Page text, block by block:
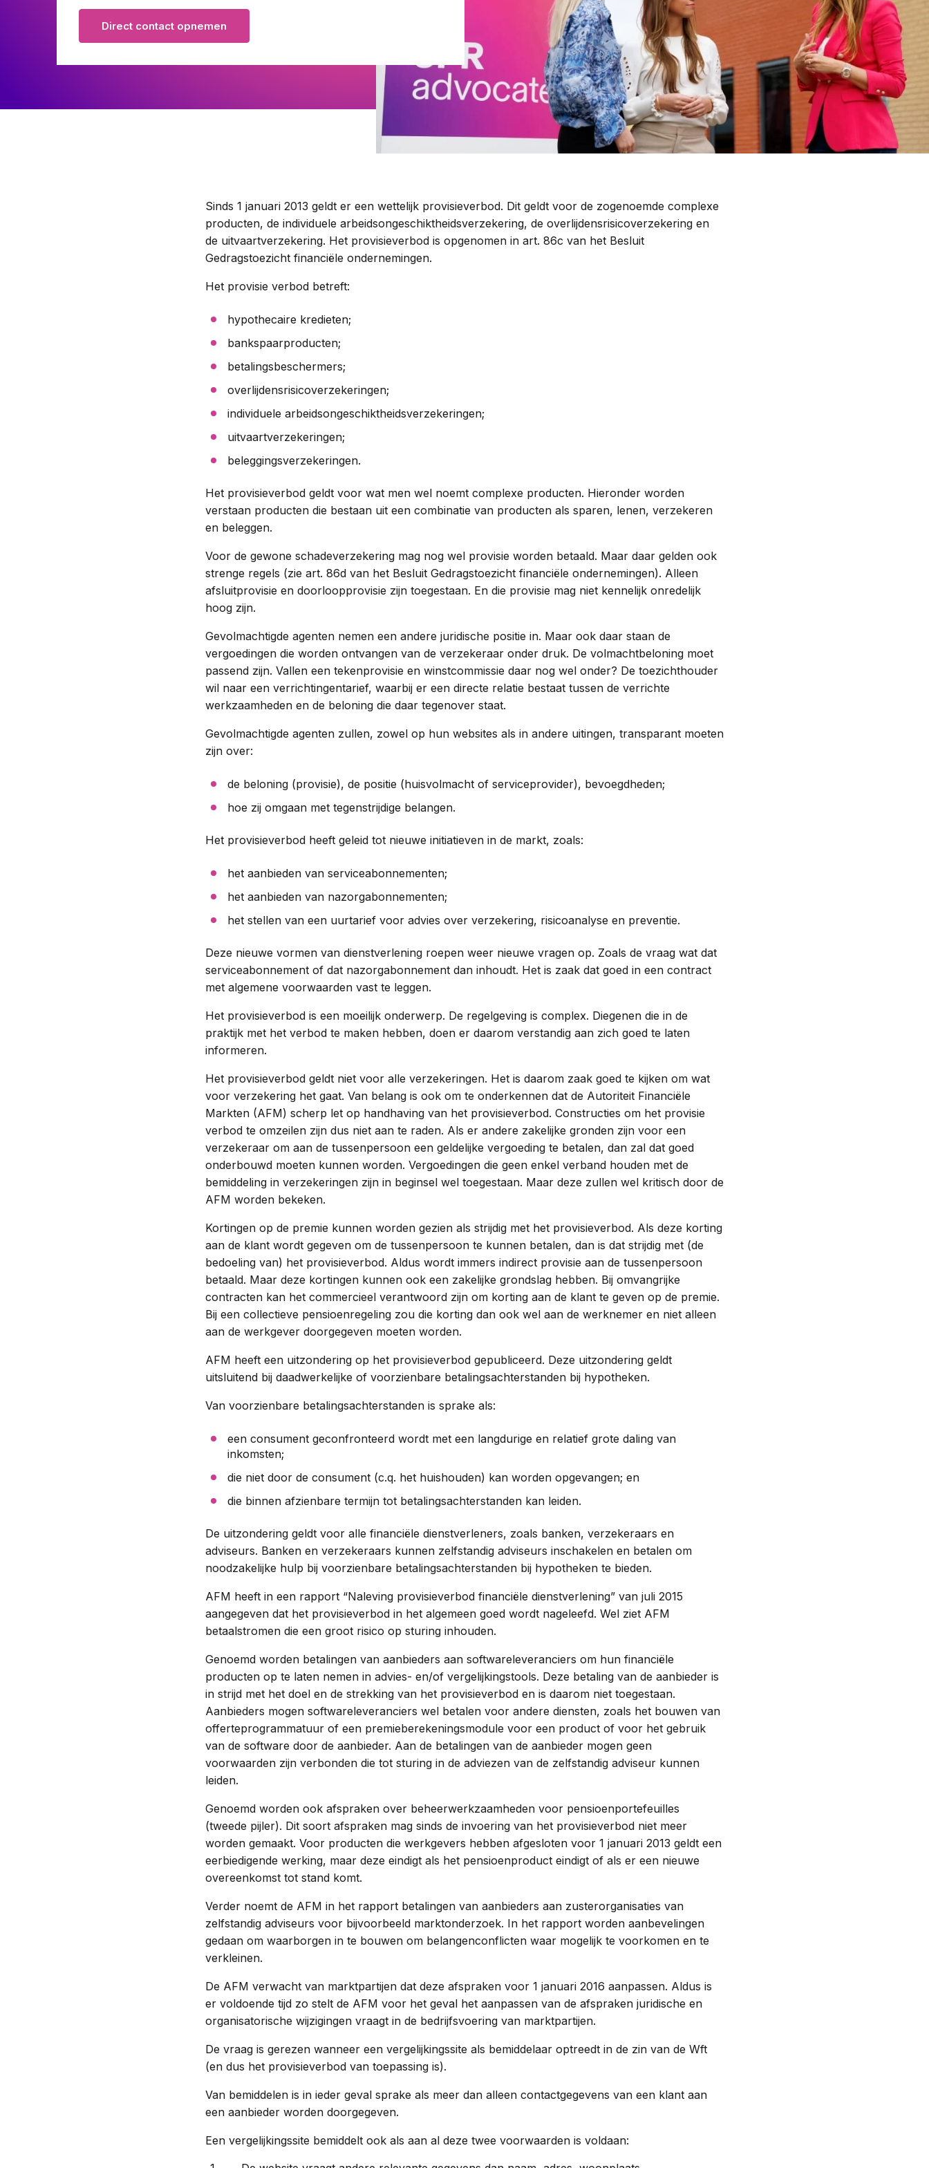
Contact
Taal:
Direct contact opnemen
Sinds 1 januari 2013 geldt er een wettelijk provisieverbod. Dit geldt voor de zogenoemde complexe
producten, de individuele arbeidsongeschiktheidsverzekering, de overlijdensrisicoverzekering en
de uitvaartverzekering. Het provisieverbod is opgenomen in art. 86c van het Besluit
Gedragstoezicht financiële ondernemingen.
Het provisie verbod betreft:
hypothecaire kredieten;
bankspaarproducten;
betalingsbeschermers;
overlijdensrisicoverzekeringen;
individuele arbeidsongeschiktheidsverzekeringen;
uitvaartverzekeringen;
beleggingsverzekeringen.
Het provisieverbod geldt voor wat men wel noemt complexe producten. Hieronder worden
verstaan producten die bestaan uit een combinatie van producten als sparen, lenen, verzekeren
en beleggen.
Voor de gewone schadeverzekering mag nog wel provisie worden betaald. Maar daar gelden ook
strenge regels (zie art. 86d van het Besluit Gedragstoezicht financiële ondernemingen). Alleen
afsluitprovisie en doorloopprovisie zijn toegestaan. En die provisie mag niet kennelijk onredelijk
hoog zijn.
Gevolmachtigde agenten nemen een andere juridische positie in. Maar ook daar staan de
vergoedingen die worden ontvangen van de verzekeraar onder druk. De volmachtbeloning moet
passend zijn. Vallen een tekenprovisie en winstcommissie daar nog wel onder? De toezichthouder
wil naar een verrichtingentarief, waarbij er een directe relatie bestaat tussen de verrichte
werkzaamheden en de beloning die daar tegenover staat.
Gevolmachtigde agenten zullen, zowel op hun websites als in andere uitingen, transparant moeten
zijn over:
de beloning (provisie), de positie (huisvolmacht of serviceprovider), bevoegdheden;
hoe zij omgaan met tegenstrijdige belangen.
Het provisieverbod heeft geleid tot nieuwe initiatieven in de markt, zoals:
het aanbieden van serviceabonnementen;
het aanbieden van nazorgabonnementen;
het stellen van een uurtarief voor advies over verzekering, risicoanalyse en preventie.
Deze nieuwe vormen van dienstverlening roepen weer nieuwe vragen op. Zoals de vraag wat dat
serviceabonnement of dat nazorgabonnement dan inhoudt. Het is zaak dat goed in een contract
met algemene voorwaarden vast te leggen.
Het provisieverbod is een moeilijk onderwerp. De regelgeving is complex. Diegenen die in de
praktijk met het verbod te maken hebben, doen er daarom verstandig aan zich goed te laten
informeren.
Het provisieverbod geldt niet voor alle verzekeringen. Het is daarom zaak goed te kijken om wat
voor verzekering het gaat. Van belang is ook om te onderkennen dat de Autoriteit Financiële
Markten (AFM) scherp let op handhaving van het provisieverbod. Constructies om het provisie
verbod te omzeilen zijn dus niet aan te raden. Als er andere zakelijke gronden zijn voor een
verzekeraar om aan de tussenpersoon een geldelijke vergoeding te betalen, dan zal dat goed
onderbouwd moeten kunnen worden. Vergoedingen die geen enkel verband houden met de
bemiddeling in verzekeringen zijn in beginsel wel toegestaan. Maar deze zullen wel kritisch door de
AFM worden bekeken.
Kortingen op de premie kunnen worden gezien als strijdig met het provisieverbod. Als deze korting
aan de klant wordt gegeven om de tussenpersoon te kunnen betalen, dan is dat strijdig met (de
bedoeling van) het provisieverbod. Aldus wordt immers indirect provisie aan de tussenpersoon
betaald. Maar deze kortingen kunnen ook een zakelijke grondslag hebben. Bij omvangrijke
contracten kan het commercieel verantwoord zijn om korting aan de klant te geven op de premie.
Bij een collectieve pensioenregeling zou die korting dan ook wel aan de werknemer en niet alleen
aan de werkgever doorgegeven moeten worden.
AFM heeft een uitzondering op het provisieverbod gepubliceerd. Deze uitzondering geldt
uitsluitend bij daadwerkelijke of voorzienbare betalingsachterstanden bij hypotheken.
Van voorzienbare betalingsachterstanden is sprake als:
een consument geconfronteerd wordt met een langdurige en relatief grote daling van
inkomsten;
die niet door de consument (c.q. het huishouden) kan worden opgevangen; en
die binnen afzienbare termijn tot betalingsachterstanden kan leiden.
De uitzondering geldt voor alle financiële dienstverleners, zoals banken, verzekeraars en
adviseurs. Banken en verzekeraars kunnen zelfstandig adviseurs inschakelen en betalen om
noodzakelijke hulp bij voorzienbare betalingsachterstanden bij hypotheken te bieden.
AFM heeft in een rapport “Naleving provisieverbod financiële dienstverlening” van juli 2015
aangegeven dat het provisieverbod in het algemeen goed wordt nageleefd. Wel ziet AFM
betaalstromen die een groot risico op sturing inhouden.
Genoemd worden betalingen van aanbieders aan softwareleveranciers om hun financiële
producten op te laten nemen in advies- en/of vergelijkingstools. Deze betaling van de aanbieder is
in strijd met het doel en de strekking van het provisieverbod en is daarom niet toegestaan.
Aanbieders mogen softwareleveranciers wel betalen voor andere diensten, zoals het bouwen van
offerteprogrammatuur of een premieberekeningsmodule voor een product of voor het gebruik
van de software door de aanbieder. Aan de betalingen van de aanbieder mogen geen
voorwaarden zijn verbonden die tot sturing in de adviezen van de zelfstandig adviseur kunnen
leiden.
Genoemd worden ook afspraken over beheerwerkzaamheden voor pensioenportefeuilles
(tweede pijler). Dit soort afspraken mag sinds de invoering van het provisieverbod niet meer
worden gemaakt. Voor producten die werkgevers hebben afgesloten voor 1 januari 2013 geldt een
eerbiedigende werking, maar deze eindigt als het pensioenproduct eindigt of als er een nieuwe
overeenkomst tot stand komt.
Verder noemt de AFM in het rapport betalingen van aanbieders aan zusterorganisaties van
zelfstandig adviseurs voor bijvoorbeeld marktonderzoek. In het rapport worden aanbevelingen
gedaan om waarborgen in te bouwen om belangenconflicten waar mogelijk te voorkomen en te
verkleinen.
De AFM verwacht van marktpartijen dat deze afspraken voor 1 januari 2016 aanpassen. Aldus is
er voldoende tijd zo stelt de AFM voor het geval het aanpassen van de afspraken juridische en
organisatorische wijzigingen vraagt in de bedrijfsvoering van marktpartijen.
De vraag is gerezen wanneer een vergelijkingssite als bemiddelaar optreedt in de zin van de Wft
(en dus het provisieverbod van toepassing is).
Van bemiddelen is in ieder geval sprake als meer dan alleen contactgegevens van een klant aan
een aanbieder worden doorgegeven.
Een vergelijkingssite bemiddelt ook als aan al deze twee voorwaarden is voldaan: